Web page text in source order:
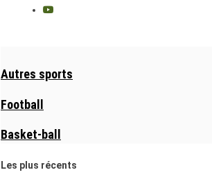
Autres sports
Football
Basket-ball
Les plus récents